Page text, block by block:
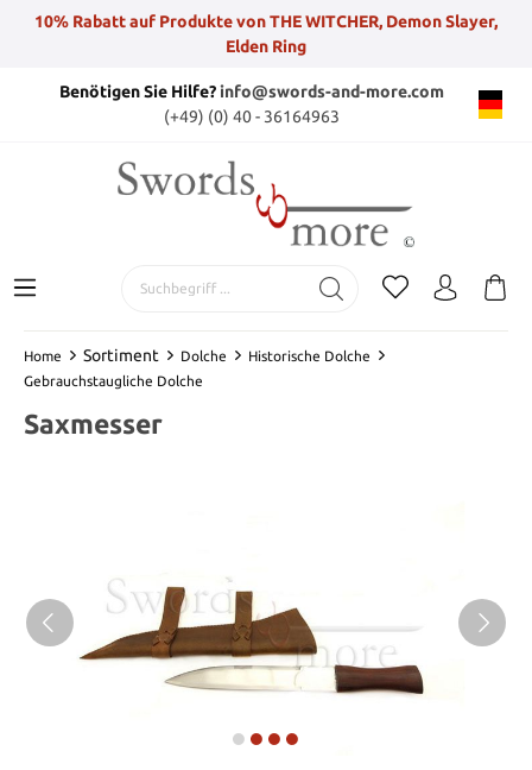
10% Rabatt auf Produkte von THE WITCHER, Demon Slayer,
Elden Ring
Benötigen Sie Hilfe?info@swords-and-more.com
(+49) (0) 40 - 36164963
Home Sortiment Dolche
Historische Dolche
Gebrauchstaugliche Dolche
Saxmesser